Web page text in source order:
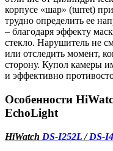
корпусе «шар» (turret)
трудно определить ее
– благодаря эффекту
стекло. Нарушитель не
или отследить момент,
сторону. Купол камеры
и эффективно
Особенности
EchoLight
HiWatch DS-I252L/DS-